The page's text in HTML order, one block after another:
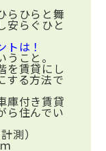
らひらと舞
安らぐひと
は！
こと。
を賃貸にし
する方法で
庫付き賃貸
ら住んでい
測）